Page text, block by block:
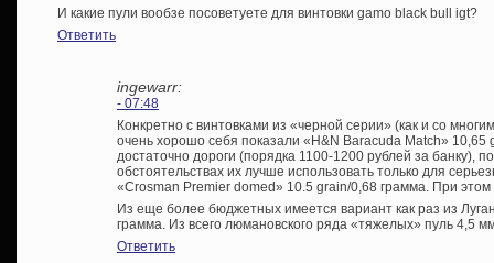
И какие пули вообзе посоветуете для винтовки gamo black bull igt?
Ответить
ingewarr:
- 07:48
Конкретно с винтовками из «черной серии» (как и со
очень хорошо себя показали «H&N Baracuda Match» 10,65
достаточно дороги (порядка 1100-1200 рублей за банку),
обстоятельствах их лучше использовать только для
«Crosman Premier domed» 10.5 grain/0,68 грамма. При
Из еще более бюджетных имеется вариант как раз из
грамма. Из всего люмановского ряда «тяжелых» пуль 4,5
Ответить